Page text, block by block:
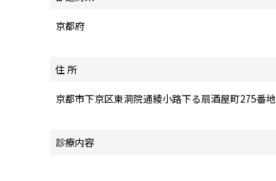
京都府
住 所
京都市下京区東洞院通綾小路下る扇酒屋町275番
診療内容